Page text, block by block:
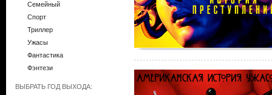
Семейный
Спорт
Триллер
Ужасы
Фантастика
Фэнтези
ВЫБРАТЬ ГОД ВЫХОДА: